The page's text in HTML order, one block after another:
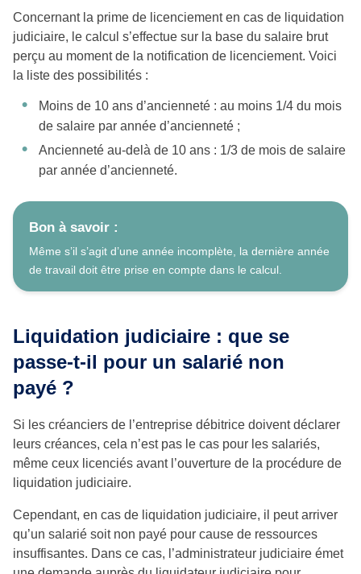
Concernant la prime de licenciement en cas de liquidation
judiciaire, le calcul s’effectue sur la base du salaire brut
perçu au moment de la notification de licenciement. Voici
la liste des possibilités :
Moins de 10 ans d’ancienneté : au moins 1/4 du mois
de salaire par année d’ancienneté ;
Ancienneté au-delà de 10 ans : 1/3 de mois de salaire
par année d’ancienneté.
Bon à savoir :
Même s’il s’agit d’une année incomplète, la dernière année
de travail doit être prise en compte dans le calcul.
Liquidation judiciaire : que se
passe-t-il pour un salarié non
payé ?
Si les créanciers de l’entreprise débitrice doivent déclarer
leurs créances, cela n’est pas le cas pour les salariés,
même ceux licenciés avant l’ouverture de la procédure de
liquidation judiciaire.
Cependant, en cas de liquidation judiciaire, il peut arriver
qu’un salarié soit non payé pour cause de ressources
insuffisantes. Dans ce cas, l’administrateur judiciaire émet